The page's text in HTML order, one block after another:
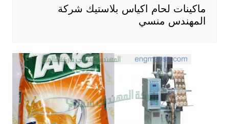
ماكينات لحام اكياس بلاستيك شركة
المهندس منسي